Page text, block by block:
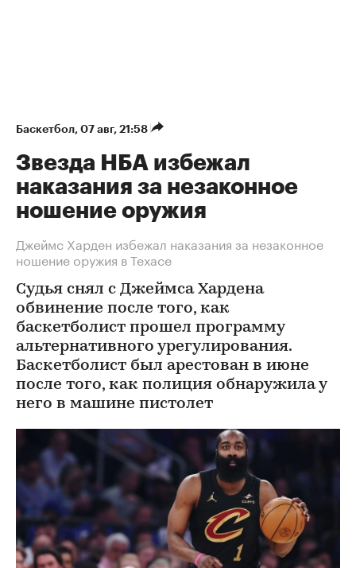
Баскетбол 07 авг, 21:58
Звезда НБА избежал
наказания за незаконное
ношение оружия
Джеймс Харден избежал наказания за незаконное
ношение оружия в Техасе
Судья снял с Джеймса Хардена
обвинение после того, как
баскетболист прошел программу
альтернативного урегулирования.
Баскетболист был арестован в июне
после того, как полиция обнаружила у
него в машине пистолет